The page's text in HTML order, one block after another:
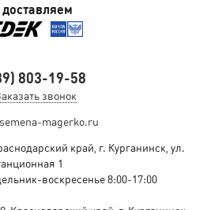
803-19-58
звонок
magerko.ru
край, г. Курганинск, ул.
1
воскресенье 8:00-17:00